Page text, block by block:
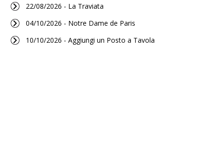
22/08/2026 - La Traviata
04/10/2026 - Notre Dame de Paris
10/10/2026 - Aggiungi un Posto a Tavola